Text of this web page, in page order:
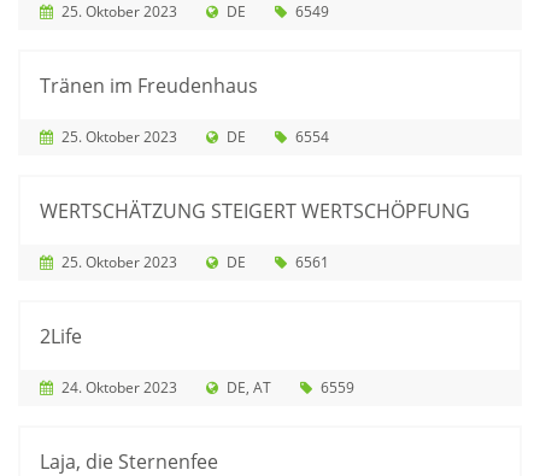
25. Oktober 2023 DE 6549
Tränen im Freudenhaus
25. Oktober 2023 DE 6554
WERTSCHÄTZUNG STEIGERT WERTSCHÖPFUNG
25. Oktober 2023 DE 6561
2Life
24. Oktober 2023 DE AT 6559
Laja, die Sternenfee